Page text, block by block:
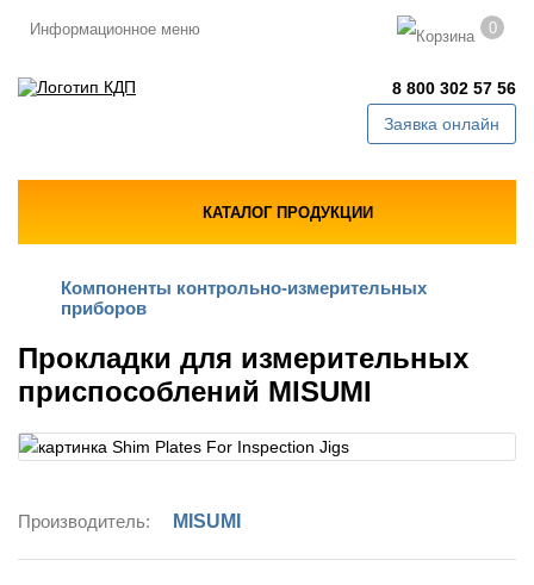
Информационное меню 0
8 800 302 57 56
Заявка онлайн
КАТАЛОГ ПРОДУКЦИИ
Компоненты контрольно-измерительных
приборов
Прокладки для измерительных
приспособлений MISUMI
Производитель: MISUMI